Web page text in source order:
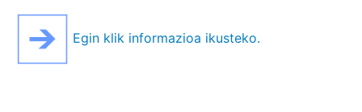
Egin klik informazioa ikusteko.